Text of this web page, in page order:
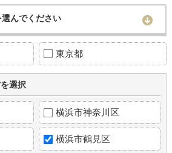
んでください
東京都
選択
横浜市神奈川区
横浜市鶴見区